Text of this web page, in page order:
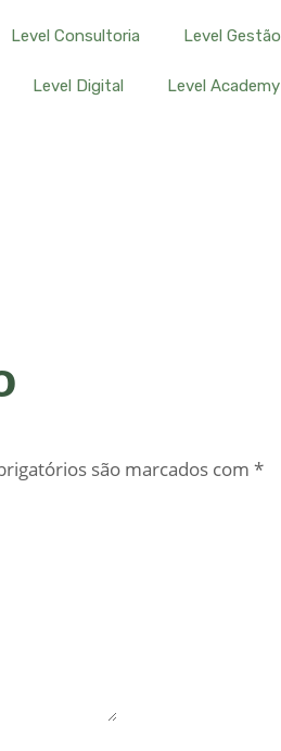
Level Consultoria Level Gestão
Level Digital Level Academy
são marcados com *